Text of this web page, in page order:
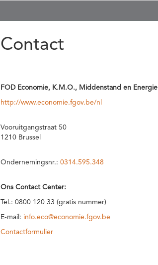
Contact
FOD Economie, K.M.O., Middenstand en Energie
http://www.economie.fgov.be/nl
Vooruitgangstraat 50
1210 Brussel
Ondernemingsnr.: 0314.595.348
Ons Contact Center:
Tel.: 0800 120 33 (gratis nummer)
E-mail: info.eco@economie.fgov.be
Contactformulier